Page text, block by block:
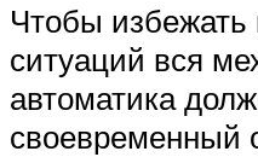
Чтобы
ситуаций вся
автоматика
своевременный